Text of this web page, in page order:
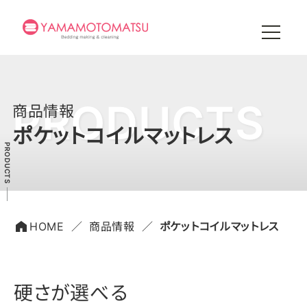
商品情報
ポケットコイルマットレス
PRODUCTS
HOME 商品情報 ポケットコイルマットレス
硬さが選べる